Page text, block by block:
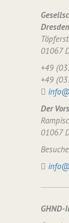
01067
+49
+49
Der
01067
GHND-